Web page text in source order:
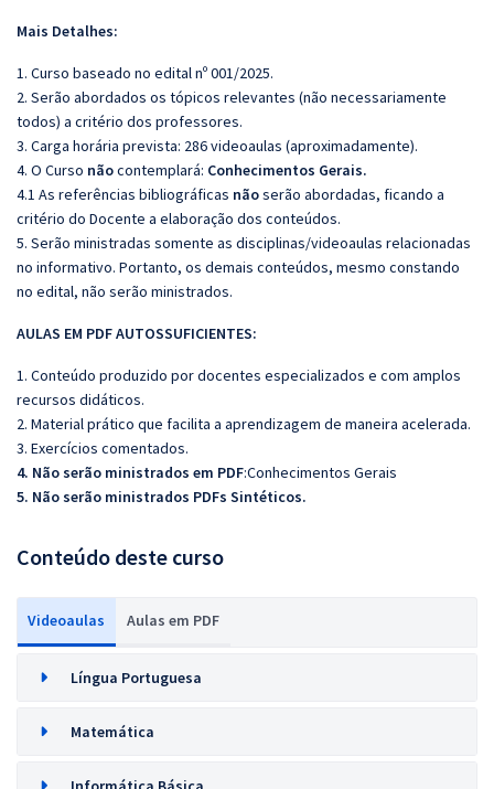
Mais Detalhes:
1. Curso baseado no edital nº 001/2025.
2. Serão abordados os tópicos relevantes (não necessariamente
todos) a critério dos professores.
3. Carga horária prevista: 286 videoaulas (aproximadamente).
4. O Curso nãocontemplará: Conhecimentos Gerais.
4.1 As referências bibliográficas nãoserão abordadas, ficando a
critério do Docente a elaboração dos conteúdos.
5. Serão ministradas somente as disciplinas/videoaulas relacionadas
no informativo. Portanto, os demais conteúdos, mesmo constando
no edital, não serão ministrados.
AULAS EM PDF AUTOSSUFICIENTES:
1. Conteúdo produzido por docentes especializados e com amplos
recursos didáticos.
2. Material prático que facilita a aprendizagem de maneira acelerada.
3. Exercícios comentados.
4. Não serão ministrados em PDF:Conhecimentos Gerais
5. Não serão ministrados PDFs Sintéticos.
Conteúdo deste curso
Videoaulas Aulas em PDF
Língua Portuguesa
Matemática